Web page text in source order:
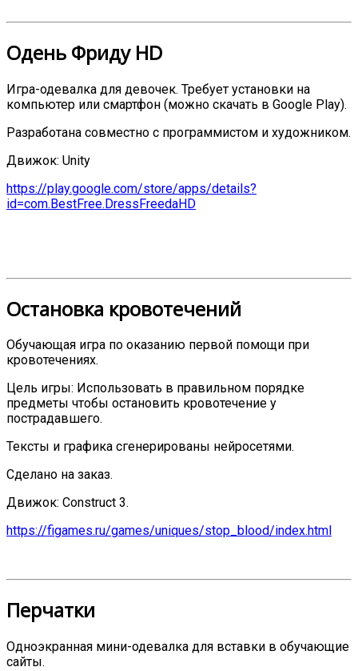
Одень Фриду HD
Игра-одевалка для девочек. Требует установки на
компьютер или смартфон (можно скачать в Google Play).
Разработана совместно с программистом и художником.
Движок: Unity
https://play.google.com/store/apps/details?
id=com.BestFree.DressFreedaHD
Остановка кровотечений
Обучающая игра по оказанию первой помощи при
кровотечениях.
Цель игры: Использовать в правильном порядке
предметы чтобы остановить кровотечение у
пострадавшего.
Тексты и графика сгенерированы нейросетями.
Сделано на заказ.
Движок: Construct 3.
https://figames.ru/games/uniques/stop_blood/index.html
Перчатки
Одноэкранная мини-одевалка для вставки в обучающие
сайты.